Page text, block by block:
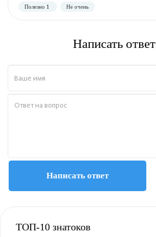
Написать ответ
Написать ответ
ТОП-10 знатоков